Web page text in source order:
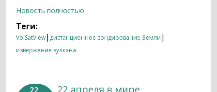
Новость полностью
Теги:
VolSatView| дистанционное зондирование Земли |
извержение вулкана